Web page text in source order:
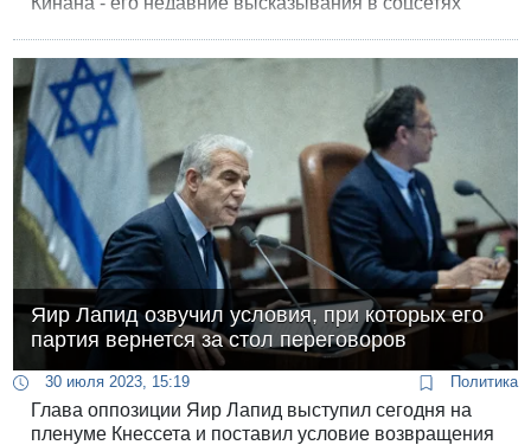
наладить связь со всеми муниципальными
кандидатами, готовыми отстаивать либеральные
ценности, - но Шай Кинан, судя по его цитатам,
придерживается противоположных взглядов и
скорее является «бибистом».
Яир Лапид озвучил условия, при которых его
партия вернется за стол переговоров
30 июля 2023, 15:19 Политика
Глава оппозиции Яир Лапид выступил сегодня на
пленуме Кнессета и поставил условие возвращения